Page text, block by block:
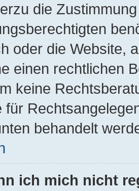
die
oder die Website,
einen rechtlichen
keine
für
behandelt
ich mich nicht